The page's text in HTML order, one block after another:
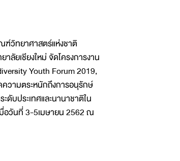
วิทยาศาสตร์แห่งชาติ
ลัยเชียงใหม่ จัดโครงการงาน
Youth Forum 2019,
ความตระหนักถึงการอนุรักษ์
ดับประเทศและนานาชาติใน
อวันที่ 3-5เมษายน 2562 ณ